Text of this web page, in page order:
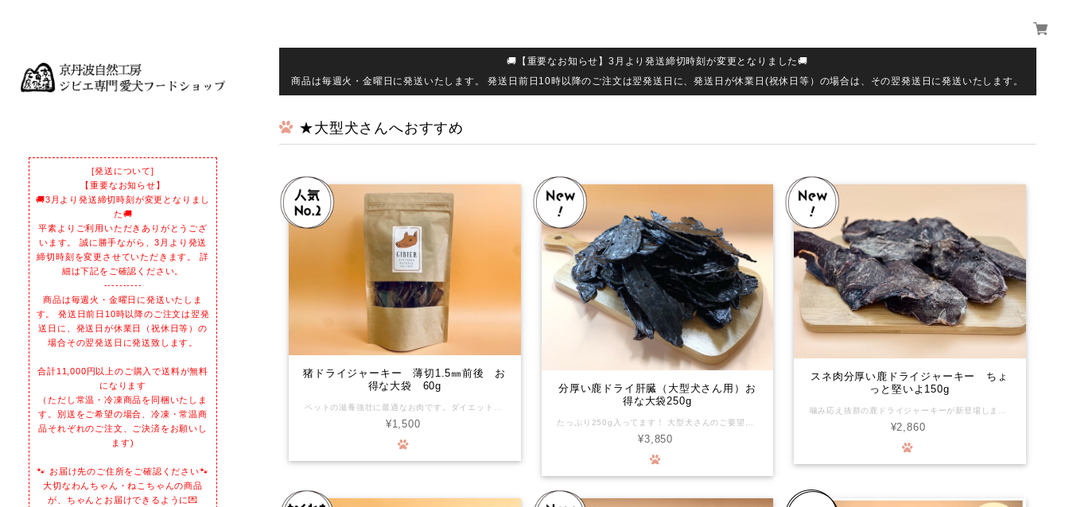
[発送について]
【重要なお知らせ】
🚚3月より発送締切時刻が変更となりまし
た🚚
平素よりご利用いただきありがとうござ
います。 誠に勝手ながら、3月より発送
締切時刻を変更させていただきます。 詳
細は下記をご確認ください。
----------
商品は毎週火・金曜日に発送いたしま
す。 発送日前日10時以降のご注文は翌発
送日に、発送日が休業日（祝休日等）の
場合その翌発送日に発送致します。
合計11,000円以上のご購入で送料が無料
になります
（ただし常温・冷凍商品を同梱いたしま
す。別送をご希望の場合、冷凍・常温商
品それぞれのご注文、ご決済をお願いし
ます)
🐾 お届け先のご住所をご確認ください🐾
大切なわんちゃん・ねこちゃんの商品
が、ちゃんとお届けできるように💌
🚚【重要なお知らせ】3月より発送締切時刻が変更となりました🚚
商品は毎週火・金曜日に発送いたします。 発送日前日10時以降のご注文は翌発送日に、発送日が休業日(祝休日等）の場合は、その翌発送日に発送いたします。
★大型犬さんへおすすめ
猪ドライジャーキー 薄切1.5㎜前後 お
得な大袋 60g
¥1,500
分厚い鹿ドライ肝臓（大型犬さん用）お
得な大袋250g
¥3,850
スネ肉分厚い鹿ドライジャーキー ちょ
っと堅いよ150g
¥2,860